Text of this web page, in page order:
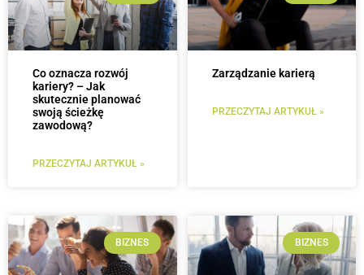
Co oznacza rozwój
kariery? – Jak
skutecznie planować
swoją ścieżkę
zawodową?
PRZECZYTAJ ARTYKUŁ »
Zarządzanie karierą
PRZECZYTAJ ARTYKUŁ »
BIZNES BIZNES